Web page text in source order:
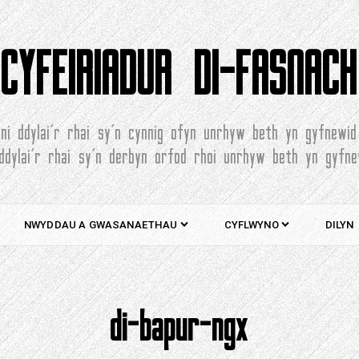
CYFEIRIADUR DI-FASNACH
ni ddylai'r rhai sy'n cynnig ofyn unrhyw beth yn gyfnewid
rhai sy'n derbyn orfod rhoi unrhyw beth yn
NWYDDAU A GWASANAETHAU CYFLWYNO DILYN
di-bapur-ngx